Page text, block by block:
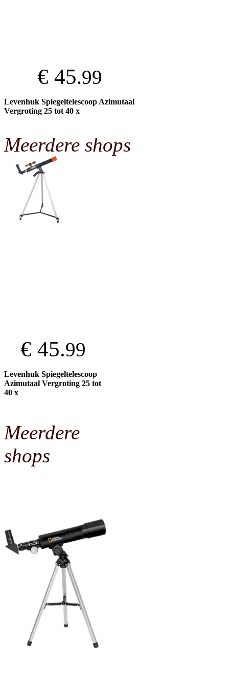
€ 45.99
Levenhuk Spiegeltelescoop Azimutaal
Vergroting 25 tot 40 x
Meerdere shops
€ 45.99
Levenhuk Spiegeltelescoop
Azimutaal Vergroting 25 tot
40 x
Meerdere
shops